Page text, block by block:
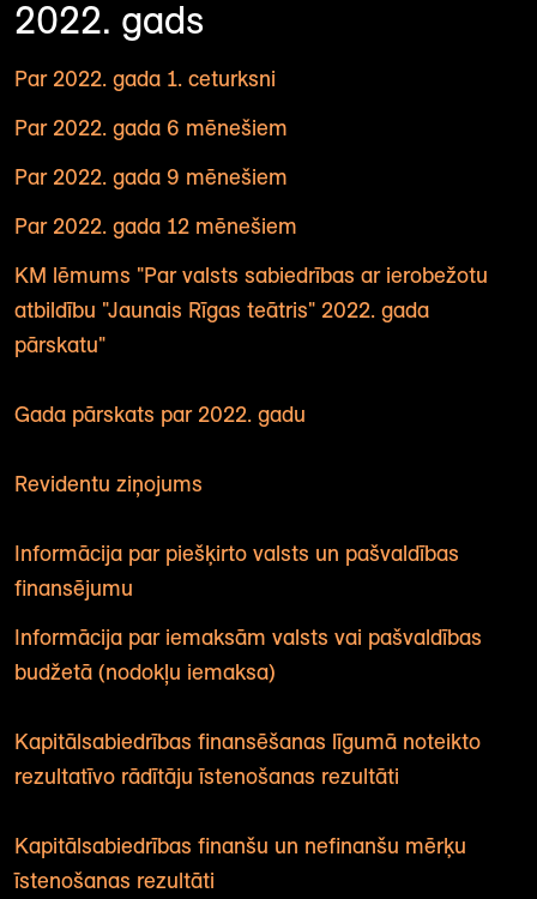
2022. gads
Par 2022. gada 1. ceturksni
Par 2022. gada 6 mēnešiem
Par 2022. gada 9 mēnešiem
Par 2022. gada 12 mēnešiem
KM lēmums "Par valsts sabiedrības ar ierobežotu
atbildību "Jaunais Rīgas teātris" 2022. gada
pārskatu"
Gada pārskats par 2022. gadu
Revidentu ziņojums
Informācija par piešķirto valsts un pašvaldības
finansējumu
Informācija par iemaksām valsts vai pašvaldības
budžetā (nodokļu iemaksa)
Kapitālsabiedrības finansēšanas līgumā noteikto
rezultatīvo rādītāju īstenošanas rezultāti
Kapitālsabiedrības finanšu un nefinanšu mērķu
īstenošanas rezultāti